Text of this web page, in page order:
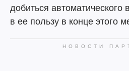
добиться
в ее пользу в конце этого